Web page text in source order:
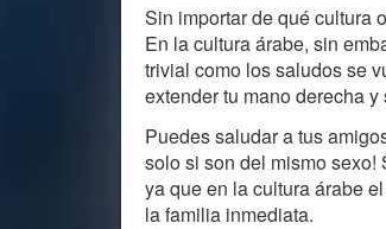
Sin importar de qué cultura
En la cultura árabe, sin
trivial como los saludos se
extender tu mano derecha
Puedes saludar a tus
solo si son del mismo sexo!
ya que en la cultura árabe
la familia inmediata.